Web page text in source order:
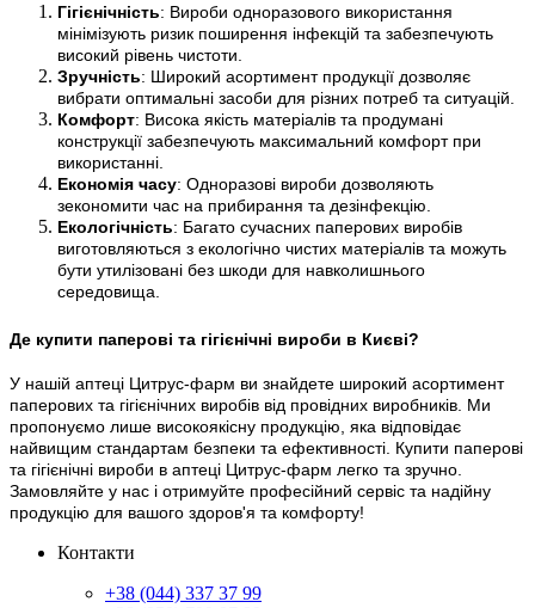
Гігієнічність: Вироби одноразового використання
мінімізують ризик поширення інфекцій та забезпечують
високий рівень чистоти.
Зручність: Широкий асортимент продукції дозволяє
вибрати оптимальні засоби для різних потреб та ситуацій.
Комфорт: Висока якість матеріалів та продумані
конструкції забезпечують максимальний комфорт при
використанні.
Економія часу: Одноразові вироби дозволяють
зекономити час на прибирання та дезінфекцію.
Екологічність: Багато сучасних паперових виробів
виготовляються з екологічно чистих матеріалів та можуть
бути утилізовані без шкоди для навколишнього
середовища.
Де купити паперові та гігієнічні вироби в Києві?
У нашій аптеці Цитрус-фарм ви знайдете широкий асортимент
паперових та гігієнічних виробів від провідних виробників. Ми
пропонуємо лише високоякісну продукцію, яка відповідає
найвищим стандартам безпеки та ефективності. Купити паперові
та гігієнічні вироби в аптеці Цитрус-фарм легко та зручно.
Замовляйте у нас і отримуйте професійний сервіс та надійну
продукцію для вашого здоров'я та комфорту!
Контакти
+38 (044) 337 37 99